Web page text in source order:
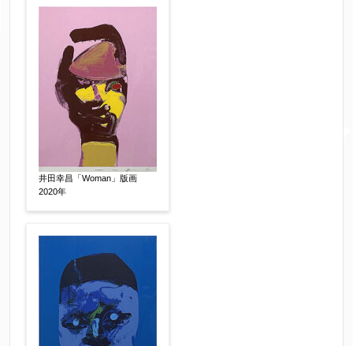
により弊社からのお返事も受信できない場合がご
ざいますので、お電話(
合わせください。
電話番号 【必須】
※携帯電話などご連絡が取りやすいお電話番号を
お願い致します。
郵便番号 【必須】
↓郵便番号を入力すると住所の最初が自動入力さ
れます。番地以下は任意でも結構です。
井田幸昌「Woman」版画
2020年